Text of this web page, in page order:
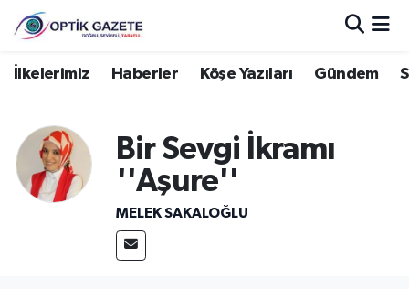
İlkelerimiz Haberler Köşe Yazıları Gündem
Bir Sevgi İkramı
''Aşure''
MELEK SAKALOĞLU
Nöbetçi Eczaneler
İstanbul Namaz Vakitleri
Trafik Durumu
Süper Lig Puan Durumu ve Fikstür